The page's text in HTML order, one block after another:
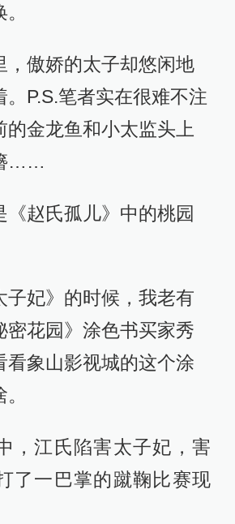
，傲娇的太子却悠闲地
。P.S.笔者实在很难不注
的金龙鱼和小太监头上
……
《赵氏孤儿》中的桃园
子妃》的时候，我老有
密花园》涂色书买家秀
象山影视城的这个涂
，江氏陷害太子妃，害
了一巴掌的蹴鞠比赛现